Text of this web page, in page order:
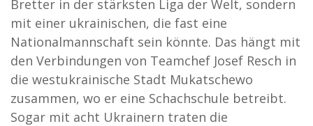
Bretter in der stärksten Liga der Welt, sondern
mit einer ukrainischen, die fast eine
Nationalmannschaft sein könnte. Das hängt mit
den Verbindungen von Teamchef Josef Resch in
die westukrainische Stadt Mukatschewo
zusammen, wo er eine Schachschule betreibt.
Sogar mit acht Ukrainern traten die